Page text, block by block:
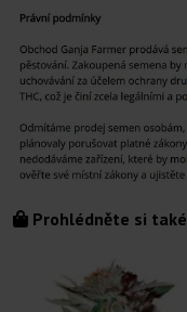
Prohlédněte si také